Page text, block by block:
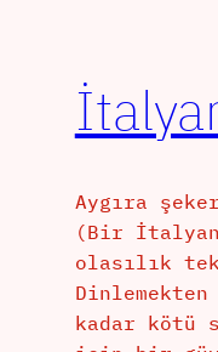
Aygıra
(Bir
olasılık
kadar kötü